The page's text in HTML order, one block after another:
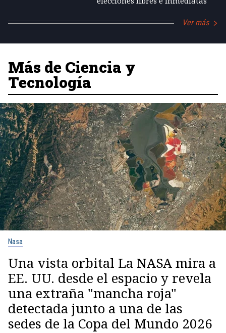
Ver más
Más de Ciencia y
Tecnología
Nasa
Una vista orbital La NASA mira a
EE. UU. desde el espacio y revela
una extraña "mancha roja"
detectada junto a una de las
sedes de la Copa del Mundo 2026